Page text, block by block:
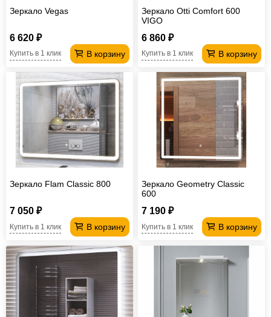
Зеркало Vegas
6 620 ₽
В корзину
Купить в 1 клик
Зеркало Otti Comfort 600
VIGO
6 860 ₽
В корзину
Купить в 1 клик
Зеркало Flam Classic 800
7 050 ₽
В корзину
Купить в 1 клик
Зеркало Geometry Classic
600
7 190 ₽
В корзину
Купить в 1 клик